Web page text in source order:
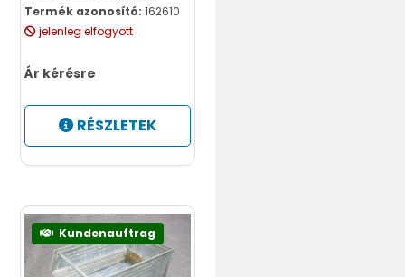
Termék azonosító: 162610
jelenleg elfogyott
Ár kérésre
RÉSZLETEK
Kundenauftrag